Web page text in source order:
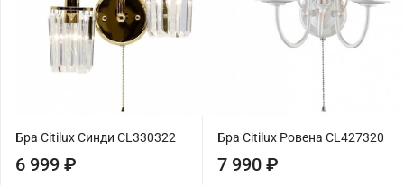
Бра Citilux Синди CL330322
6 999 ₽
Бра Citilux Ровена CL427320
7 990 ₽